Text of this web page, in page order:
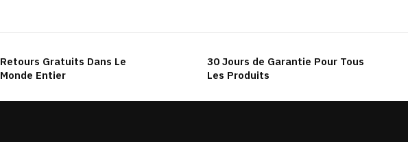
plusieurs
Les
plusieurs
Les
Retours Gratuits Dans Le
Monde Entier
30 Jours de Garantie Pour Tous
Les Produits